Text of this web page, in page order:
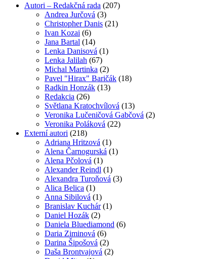
Autori – Redakčná rada (207)
Andrea Jurčová (3)
Christopher Danis (21)
Ivan Kozai (6)
Jana Bartal (14)
Lenka Danisová (1)
Lenka Jalilah (67)
Michal Martinka (2)
Pavel "Hirax" Baričák (18)
Radkin Honzák (13)
Redakcia (26)
Světlana Kratochvílová (13)
Veronika Lučeničová Gabčová (2)
Veronika Poláková (22)
Externí autori (218)
Adriana Hritzová (1)
Alena Čarnogurská (1)
Alena Pčolová (1)
Alexander Reindl (1)
Alexandra Turoňová (3)
Alica Belica (1)
Anna Sibilová (1)
Branislav Kuchár(1)
Daniel Hozák (2)
Daniela Bluediamond (6)
Daria Ziminová (6)
Darina Šipošová (2)
Daša Brontvajová (2)